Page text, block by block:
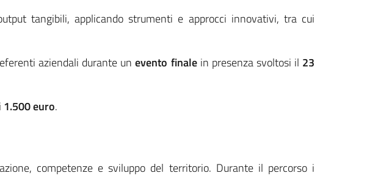
tangibili, applicando strumenti e approcci innovativi, tra cui
aziendali durante unevento finalein presenza svoltosi il 23
1.500 euro.
competenze e sviluppo del territorio. Durante il percorso i